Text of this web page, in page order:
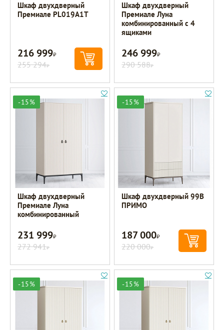
Шкаф двухдверный
Премиале PL019A1T
216 999Р
255 294Р
Шкаф двухдверный
Премиале Луна
комбинированный с 4
ящиками
246 999Р
290 588Р
-15%
Шкаф двухдверный
Премиале Луна
комбинированный
231 999Р
272 941Р
-15%
Шкаф двухдверный 99B
ПРИМО
187 000Р
220 000Р
-15% -15%